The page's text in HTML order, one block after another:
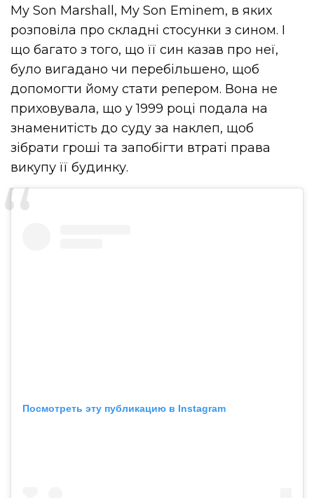
My Son Marshall, My Son Eminem, в яких
розповіла про складні стосунки з сином. І
що багато з того, що її син казав про неї,
було вигадано чи перебільшено, щоб
допомогти йому стати репером. Вона не
приховувала, що у 1999 році подала на
знаменитість до суду за наклеп, щоб
зібрати гроші та запобігти втраті права
викупу її будинку.
Посмотреть эту публикацию в Instagram